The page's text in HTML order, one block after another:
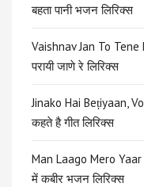
बहता पानी भजन लिरिक्स
Vaishnav Jan To Tene
परायी जाणे रे लिरिक्स
Jinako Hai Beṭiyaan,
कहते है गीत लिरिक्स
Man Laago Mero Yaar
में कबीर भजन लिरिक्स